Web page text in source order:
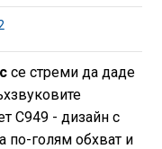
се стреми да даде
C949 - дизайн с
по-голям обхват и